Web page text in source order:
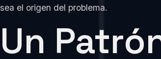
sea el origen del problema.
Un